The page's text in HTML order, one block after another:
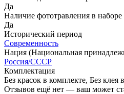
Да
Наличие фототравления в наборе
Да
Исторический период
Современность
Нация (Национальная
Россия/СССР
Комплектация
Без красок в комплекте, Без клея
Отзывов ещё нет — ваш может